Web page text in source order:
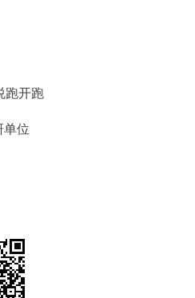
跑开跑
单位